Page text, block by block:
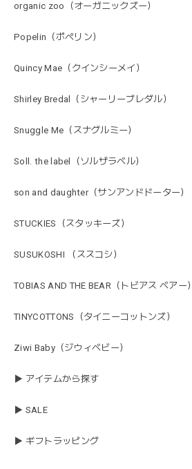
organic zoo（オーガニックズー）
Popelin（ポペリン）
Quincy Mae（クインシーメイ）
Shirley Bredal（シャーリーブレダル）
Snuggle Me（スナグルミー）
Soll. the label（ソルザラベル）
son and daughter（サンアンドドーター）
STUCKIES（スタッキーズ）
SUSUKOSHI （ススコシ）
TOBIAS AND THE BEAR（トビアス ベアー）
TINYCOTTONS（タイニーコットンズ）
Ziwi Baby（ジウィベビー）
▶ アイテムから探す
▶ SALE
▶ ギフトラッピング